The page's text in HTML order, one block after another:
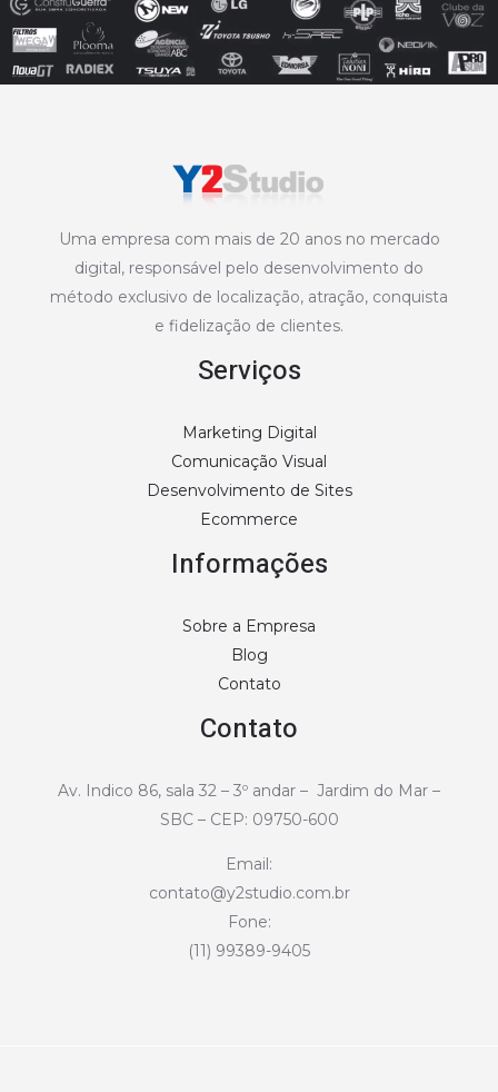
Uma empresa com mais de 20 anos no mercado
digital, responsável pelo desenvolvimento do
método exclusivo de localização, atração, conquista
e fidelização de clientes.
Serviços
Marketing Digital
Comunicação Visual
Desenvolvimento de Sites
Ecommerce
Informações
Sobre a Empresa
Blog
Contato
Contato
Av. Indico 86, sala 32 – 3º andar – Jardim do Mar –
SBC – CEP: 09750-600
Email:
contato@y2studio.com.br
Fone:
(11) 99389-9405